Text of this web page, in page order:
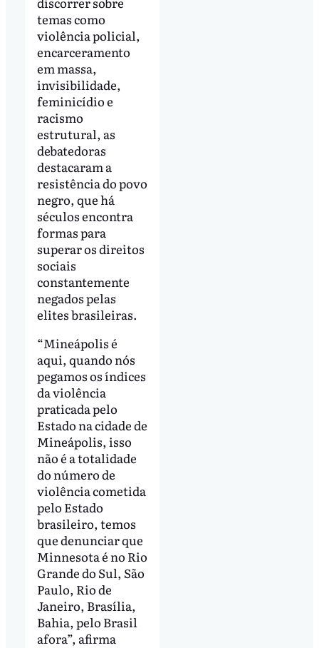
temas como
violência policial,
encarceramento
em massa,
invisibilidade,
feminicídio e
racismo
estrutural, as
debatedoras
destacaram a
resistência do povo
negro, que há
séculos encontra
formas para
superar os direitos
sociais
constantemente
negados pelas
elites brasileiras.
“Mineápolis é
aqui, quando nós
pegamos os índices
da violência
praticada pelo
Estado na cidade de
Mineápolis, isso
não é a totalidade
do número de
violência cometida
pelo Estado
brasileiro, temos
que denunciar que
Minnesota é no Rio
Grande do Sul, São
Paulo, Rio de
Janeiro, Brasília,
Bahia, pelo Brasil
afora”, afirma